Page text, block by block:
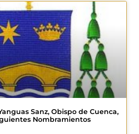
Sanz, Obispo de Cuenca,
Nombramientos